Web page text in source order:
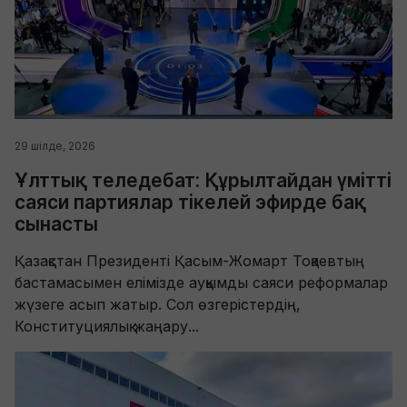
29 шілде, 2026
Ұлттық теледебат: Құрылтайдан үмітті
саяси партиялар тікелей эфирде бақ
сынасты
Қазақстан Президенті Қасым-Жомарт Тоқаевтың
бастамасымен елімізде ауқымды саяси реформалар
жүзеге асып жатыр. Сол өзгерістердің,
Конституциялық жаңару...